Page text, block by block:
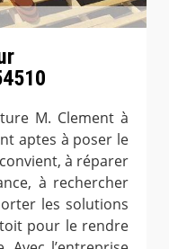
M. Clement à
aptes à poser le
à réparer
à rechercher
les solutions
pour le rendre